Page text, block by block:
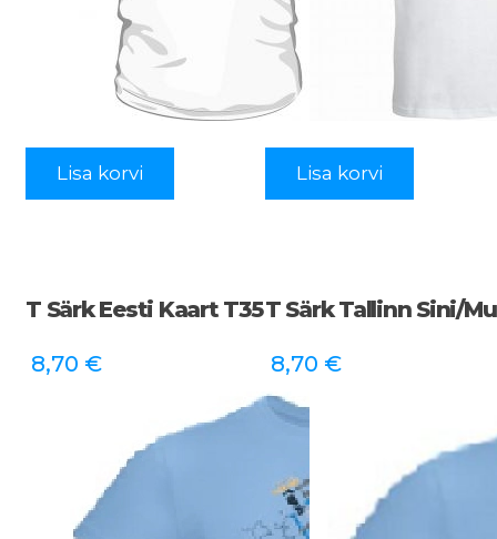
Lisa korvi Lisa korvi
T Särk Eesti Kaart T35
8,70 €
T Särk Tallinn Sini/
8,70 €